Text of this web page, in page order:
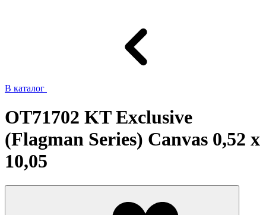
В каталог
OT71702 KT Exclusive
(Flagman Series) Canvas 0,52 x
10,05